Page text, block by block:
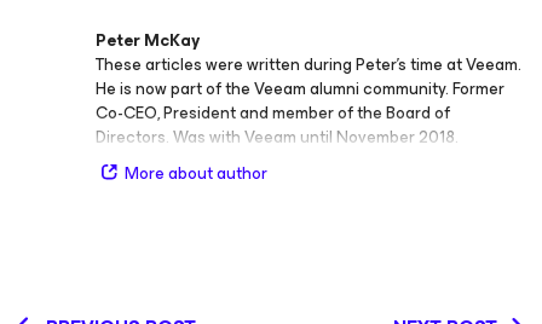
Peter McKay
These articles were written during Peter's time at Veeam.
He is now part of the Veeam alumni community. Former
Co-CEO, President and member of the Board of
Directors. Was with Veeam until November 2018.
More about author